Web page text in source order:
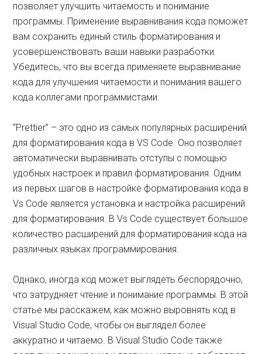
позволяет улучшить читаемость и понимание
программы. Применение выравнивания кода поможет
вам сохранить единый стиль форматирования и
усовершенствовать ваши навыки разработки.
Убедитесь, что вы всегда применяете выравнивание
кода для улучшения читаемости и понимания вашего
кода коллегами программистами.
“Prettier” – это одно из самых популярных расширений
для форматирования кода в VS Code. Оно позволяет
автоматически выравнивать отступы с помощью
удобных настроек и правил форматирования. Одним
из первых шагов в настройке форматирования кода в
Vs Code является установка и настройка расширений
для форматирования. В Vs Code существует большое
количество расширений для форматирования кода на
различных языках программирования.
Однако, иногда код может выглядеть беспорядочно,
что затрудняет чтение и понимание программы. В этой
статье мы расскажем, как можно выровнять код в
Visual Studio Code, чтобы он выглядел более
аккуратно и читаемо. В Visual Studio Code также